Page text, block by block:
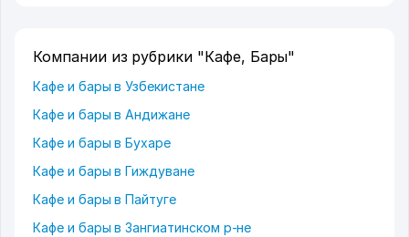
Компании из рубрики "Кафе, Бары"
Кафе и бары в Узбекистане
Кафе и бары в Андижане
Кафе и бары в Бухаре
Кафе и бары в Гиждуване
Кафе и бары в Пайтуге
Кафе и бары в Зангиатинском р-не